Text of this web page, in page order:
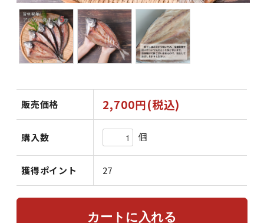
販売価格 2,700円(税込)
購入数 個
獲得ポイント 27